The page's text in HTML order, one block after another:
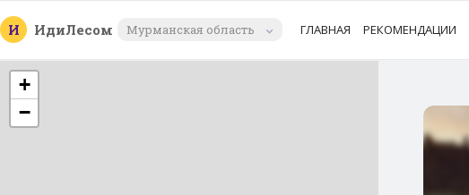
И ИдиЛесом Мурманская область ГЛАВНАЯ РЕКОМЕНДАЦИИ
+
−